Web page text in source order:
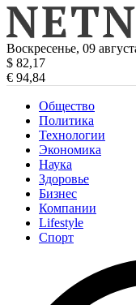
Воскресенье, 09
$ 82,17
€ 94,84
Общество
Политика
Технологии
Экономика
Наука
Здоровье
Бизнес
Компании
Lifestyle
Спорт